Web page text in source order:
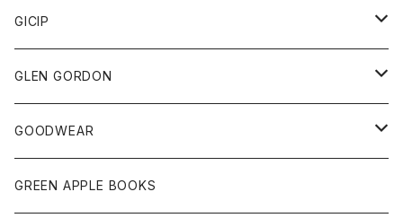
パーカー
グッズ
ネクタイ
チーフ
トップス
シャツ
タンクトップ
ボトム
ショートパンツ
レディース
靴
サンダル
GICIP
トップス
Tシャツ
GLEN GORDON
グッズ
手袋
GOODWEAR
トップス
GREEN APPLE BOOKS